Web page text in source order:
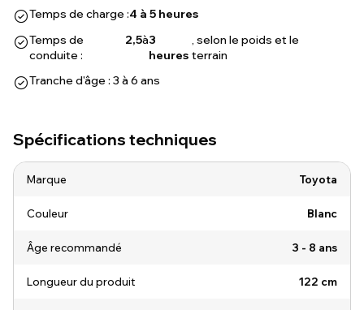
Temps de charge :4 à 5 heures
Temps de
conduite :
2,5à3
heures
, selon le poids et le
terrain
Tranche d'âge : 3 à 6 ans
Spécifications techniques
Marque Toyota
Couleur Blanc
Âge recommandé 3 - 8 ans
Longueur du produit 122 cm